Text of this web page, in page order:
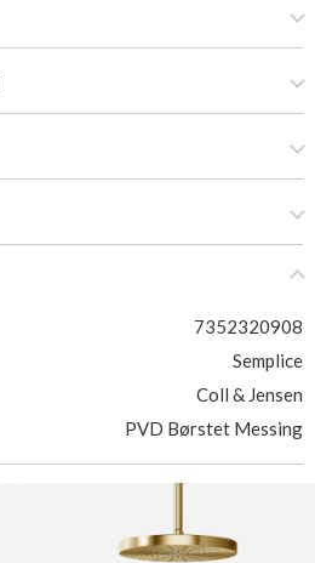
7352320908
Semplice
Coll & Jensen
PVD Børstet Messing